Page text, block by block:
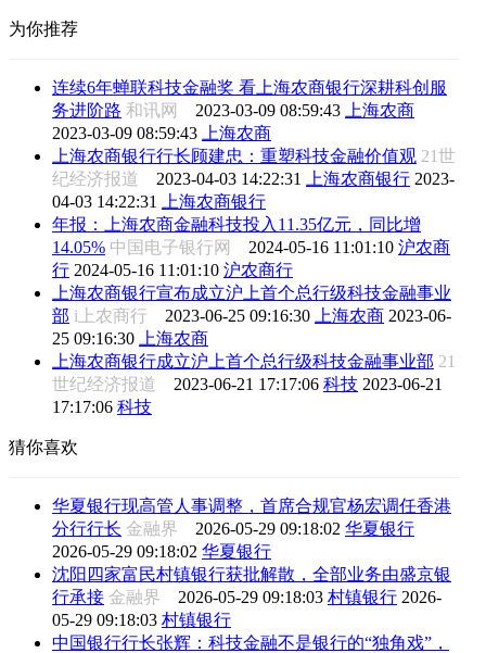
为你推荐
连续6年蝉联科技金融奖 看上海农商银行深耕科创服
务进阶路 和讯网 2023-03-09 08:59:43
上海农商
2023-03-09 08:59:43
上海农商
上海农商银行行长顾建忠：重塑科技金融价值观 21世
纪经济报道 2023-04-03 14:22:31 上海农商银行 2023-
04-03 14:22:31
上海农商银行
年报：上海农商金融科技投入11.35亿元，同比增
14.05% 中国电子银行网 2024-05-16 11:01:10 沪农商
行 2024-05-16 11:01:10 沪农商行
上海农商银行宣布成立沪上首个总行级科技金融事业
部 i上农商行 2023-06-25 09:16:30 上海农商 2023-06-
25 09:16:30
上海农商
上海农商银行成立沪上首个总行级科技金融事业部 21
世纪经济报道 2023-06-21 17:17:06 科技 2023-06-21
17:17:06 科技
猜你喜欢
华夏银行现高管人事调整，首席合规官杨宏调任香港
分行行长 金融界 2026-05-29 09:18:02 华夏银行
2026-05-29 09:18:02 华夏银行
沈阳四家富民村镇银行获批解散，全部业务由盛京银
行承接 金融界 2026-05-29 09:18:03 村镇银行 2026-
05-29 09:18:03 村镇银行
中国银行行长张辉：科技金融不是银行的“独角戏”，